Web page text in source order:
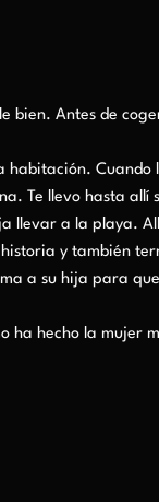
Antes de
Te llevo hasta
llevar a la playa.
y también
a su hija para
ha hecho la